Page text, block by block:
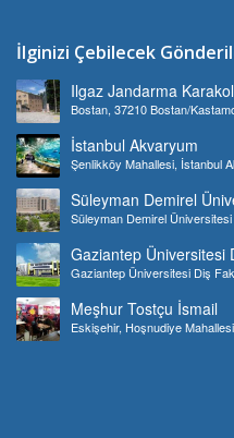
İlginizi Çebilecek
Ilgaz Jandarma Karakol
Bostan, 37210 Bostan/
İstanbul Akvaryum
Şenlikköy Mahallesi, İstanbul
Süleyman Demirel
Süleyman Demirel
Gaziantep Üniversitesi
Gaziantep Üniversitesi Diş
Meşhur Tostçu İsmail
Eskişehir, Hoşnudiye